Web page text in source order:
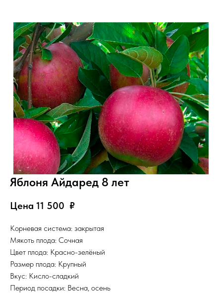
Яблоня Айдаред 8 лет
Цена 11 500 ₽
Корневая система: закрытая
Мякоть плода: Сочная
Цвет плода: Красно-зелёный
Размер плода: Крупный
Вкус: Кисло-сладкий
Период посадки: Весна, осень